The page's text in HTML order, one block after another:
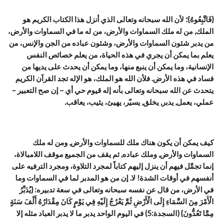
{فَاتَّبِعُوهُ}؛ لأن الله سبحانه وتعالى الذي أنزل هذا الكتاب الكريم هو
الملك, من له ملك السماوات والأرض، من له ما في السماوات والأرض،
من يدبر شئون السماوات والأرض، وشئون عباده من الجن والإنس، من
يعلم بما يمكن أن يجري في هذه الحياة، من يعلم خصائص النفس
الإنسانية، وما يمكن أن ينبع منها، وما يمكن أن يحدث على يديها من
فساد في هذه الأرض. فلأن الله هو الملك، هو الإله تجد القرآن الكريم
يتحدث عن الله سبحانه وتعالى بأنه إله قيوم حي أي – إن صح التعبير –
عملي، يعمل, يدبر, يخلق, يسيّر، يهيئ، يثيب، يعاقب.
كيف يمكن أن يكون هناك ملك للسماوات والأرض, ومن له ملك
السماوات والأرض, وملك عباده, ثم يقف من الجميع موقف اللامبالاة،
إنما تجمَّل فيهم أن ينزل إليهم كتاباً لمجرد التلاوة، ومجرد الترفيه على
أنفسهم في أوقات الشدة! لا. إن من هو المدبر لما في السماوات وما
في الأرض، من قال عن نفسه سبحانه وتعالى في سعة تدبيره: {يُدَبِّرُ
الْأَمْرَ مِنَ السَّمَاءِ إِلَى الْأَرْضِ ثُمَّ يَعْرُجُ إِلَيْهِ فِي يَوْمٍ كَانَ مِقْدَارُهُ أَلْفَ سَنَةٍ
مِمَّا تَعُدُّونَ} (السجدة:5) في اليوم الواحد يدبر ما لا يدبر العباد مثله إلا